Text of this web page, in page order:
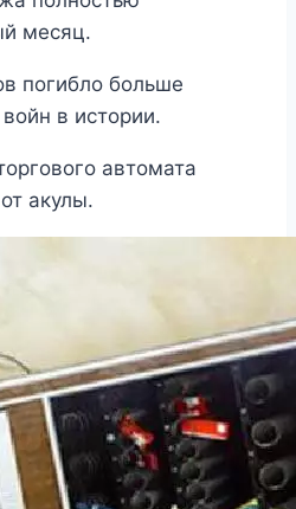
месяц.
погибло больше
в истории.
автомата
акулы.